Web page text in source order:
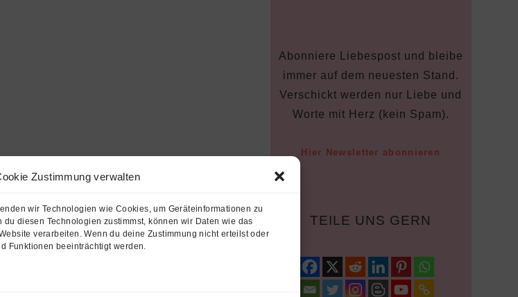
Zustimmung verwalten
wir Technologien wie Cookies, um Geräteinformationen zu
diesen Technologien zustimmst, können wir Daten wie das
verarbeiten. Wenn du deine Zustimmung nicht erteilst oder
Funktionen beeinträchtigt werden.
Abonniere Liebespost und bleibe
immer auf dem neuesten Stand.
Verschickt werden nur Liebe und
Worte mit Herz (kein Spam).
Hier Newsletter abonnieren
TEILE UNS GERN